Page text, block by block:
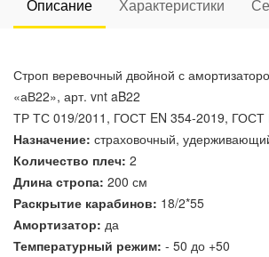
Описание Характеристики
Строп веревочный двойной с
«аВ22», арт. vnt aB22
ТР ТС 019/2011, ГОСТ EN 354-2019, ГОСТ
Назначение: страховочный,
Количество плеч: 2
Длина стропа: 200 см
Раскрытие карабинов: 18/2*55
Амортизатор: да
Температурный режим: - 50 до +50